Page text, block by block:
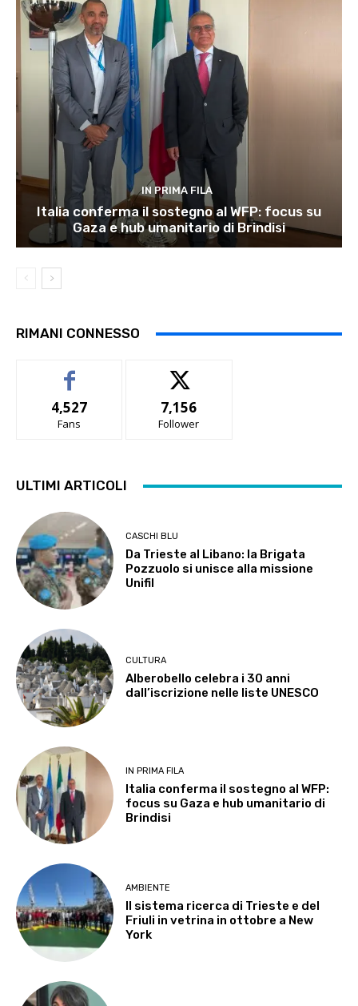
IN PRIMA FILA
Italia conferma il sostegno al WFP: focus su
Gaza e hub umanitario di Brindisi
RIMANI CONNESSO
4,527
Fans
7,156
Follower
ULTIMI ARTICOLI
CASCHI BLU
Da Trieste al Libano: la Brigata
Pozzuolo si unisce alla missione
Unifil
CULTURA
Alberobello celebra i 30 anni
dall’iscrizione nelle liste UNESCO
IN PRIMA FILA
Italia conferma il sostegno al WFP:
focus su Gaza e hub umanitario di
Brindisi
AMBIENTE
Il sistema ricerca di Trieste e del
Friuli in vetrina in ottobre a New
York